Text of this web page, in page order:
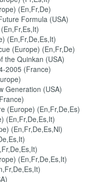
(En,Fr,De)
Formula (USA)
(En,Fr,De,Es,It)
(Europe) (En,Fr,De)
the Quinkan (USA)
2005 (France)
Generation (USA)
(Europe) (En,Fr,De,Es)
(En,Fr,De,Es,It)
(En,Fr,De,Es,Nl)
(En,Fr,De,Es,It)